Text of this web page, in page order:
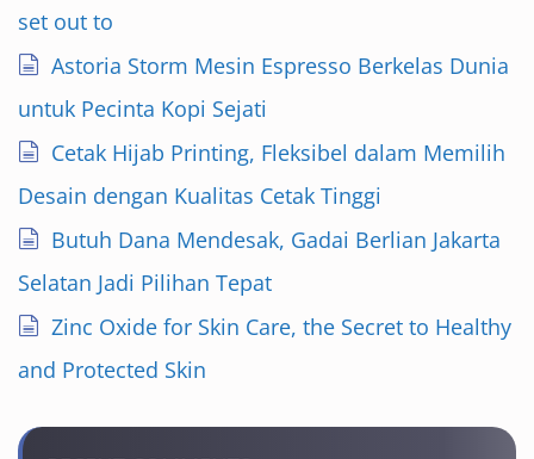
set out to
Astoria Storm Mesin Espresso Berkelas Dunia
untuk Pecinta Kopi Sejati
Cetak Hijab Printing, Fleksibel dalam Memilih
Desain dengan Kualitas Cetak Tinggi
Butuh Dana Mendesak, Gadai Berlian Jakarta
Selatan Jadi Pilihan Tepat
Zinc Oxide for Skin Care, the Secret to Healthy
and Protected Skin